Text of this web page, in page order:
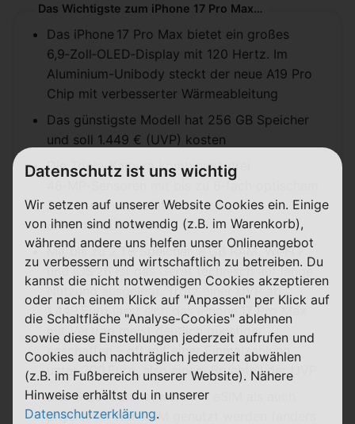
Das Wichtigste zum iPhone 17 Pro Max in Kürze
Das iPhone 17 Pro Max bietet ein großes
6,9‑Zoll‑OLED‑Display mit 120 Hertz. Im
Aluminium-Unibody steckt der neue A19 Pro
Chip mit verbesserter Wärmeableitung
Das günstigste Modell hat 256 GB Speicher
und soll 1.449 € (UVP) kosten
Die Triple-Kamera kombiniert drei
48‑MP‑Sensoren mit bis zu 8‑fach optischem
Zoom und unterstützt erstmals
8K‑Videoaufnahmen
Mit bis zu 2 TB Speicher, 8 GB RAM, Wi‑Fi 7
und iOS 26 ist das Gerät technisch auf lange
Nutzung ausgelegt. Trotz einer UVP ab
1.449 Euro lässt sich das iPhone 17 Pro Max
mit Vertrag meist deutlich günstiger
anschaffen – oft mit einer Einmalzahlung
unter 300 Euro, also einem Bruchteil der UVP
Das Gerät kann sowohl mit eSIM als auch
physischer NanoSIM genutzt werden (anders
Datenschutz ist uns wichtig
Wir setzen auf unserer Website Cookies ein. Einige
von ihnen sind notwendig (z.B. im Warenkorb),
während andere uns helfen unser Onlineangebot
zu verbessern und wirtschaftlich zu betreiben. Du
kannst die nicht notwendigen Cookies akzeptieren
oder nach einem Klick auf "Anpassen" per Klick auf
die Schaltfläche "Analyse-Cookies" ablehnen
sowie diese Einstellungen jederzeit aufrufen und
Cookies auch nachträglich jederzeit abwählen
(z.B. im Fußbereich unserer Website). Nähere
Hinweise erhältst du in unserer
Datenschutzerklärung.